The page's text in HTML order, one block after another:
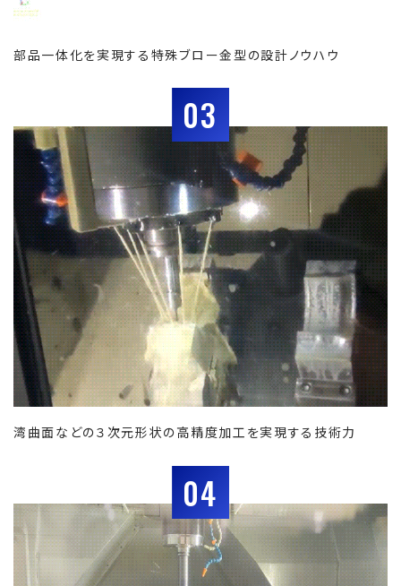
部品一体化を実現する特殊ブロー金型の設計ノウハウ
03
湾曲面などの３次元形状の高精度加工を実現する技術力
04